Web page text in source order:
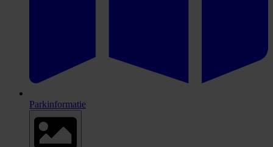
Parkinformatie